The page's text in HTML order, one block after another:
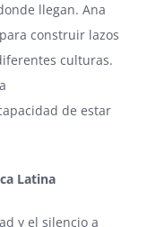
llegan. Ana
construir lazos
culturas.
de estar
Latina
y el silencio a